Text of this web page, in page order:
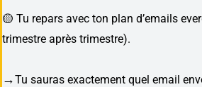
🟡 Tu repars avec ton plan d’emails
trimestre après trimestre).
→Tu sauras exactement quel email